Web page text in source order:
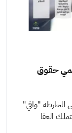
حقوق
الخارطة "وافي"
العقا